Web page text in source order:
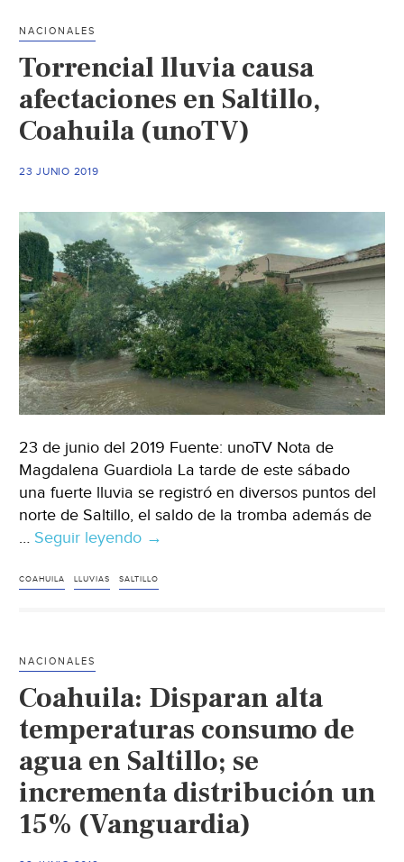
(El
Siglo
NACIONALES
Torrencial lluvia causa
afectaciones en Saltillo,
Coahuila (unoTV)
23 JUNIO 2019
23 de junio del 2019 Fuente: unoTV Nota de
Magdalena Guardiola La tarde de este sábado
una fuerte lluvia se registró en diversos puntos del
norte de Saltillo, el saldo de la tromba además de
… Seguir leyendo Torrencial
causa
(unoTV)
→
COAHUILA LLUVIAS SALTILLO
NACIONALES
Coahuila: Disparan alta
temperaturas consumo de
agua en Saltillo; se
incrementa distribución un
15% (Vanguardia)